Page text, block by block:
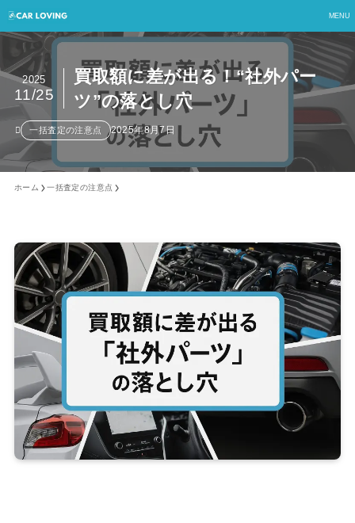
MENU
買取額に差が出る！“社外パー
ツ”の落とし穴
2025
11/25
一括査定の注意点 2025年8月7日
ホーム 一括査定の注意点